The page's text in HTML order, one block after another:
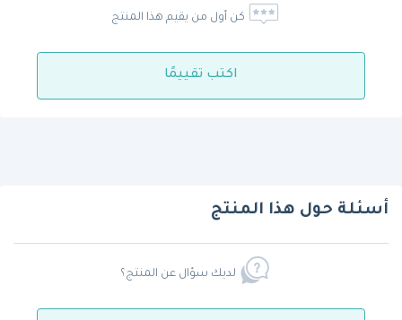
كن أول من يقيم هذا المنتج
اكتب تقييمًا
أسئلة حول هذا المنتج
لديك سؤال عن المنتج؟